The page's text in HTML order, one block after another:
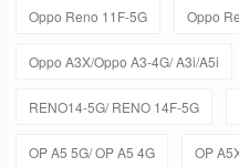
Oppo Reno 11F-5G Oppo
Oppo A3X/Oppo A3-4G/ A3i/A5i
RENO14-5G/ RENO 14F-5G
OP A5 5G/ OP A5 4G OP